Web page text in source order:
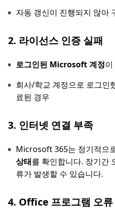
자동 갱신이 진행되지 않아
2. 라이선스 인증 실패
로그인된 Microsoft 계정
회사/학교 계정으로 로그인
료된 경우
3. 인터넷 연결 부족
Microsoft 365는 정기적으
상태를 확인합니다. 장기간
류가 발생할 수 있습니다.
4. Office 프로그램 오